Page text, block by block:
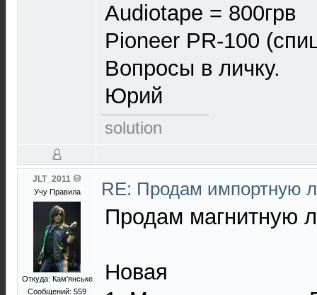
Audiotape = 800грв
Pioneer PR-100
Вопросы в личку.
Юрий
solution
JLT_2011
Учу Правила
Откуда: Кам'янське
Сообщений: 559
RE: Продам импортную
Продам магнитную
Новая